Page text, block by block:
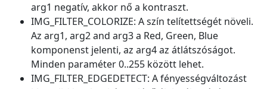
arg1 negatív, akkor nő a kontraszt.
IMG_FILTER_COLORIZE: A szín telítettségét növeli.
Az arg1, arg2 and arg3 a Red, Green, Blue
komponenst jelenti, az arg4 az átlátszóságot.
Minden paraméter 0..255 között lehet.
IMG_FILTER_EDGEDETECT: A fényességváltozást